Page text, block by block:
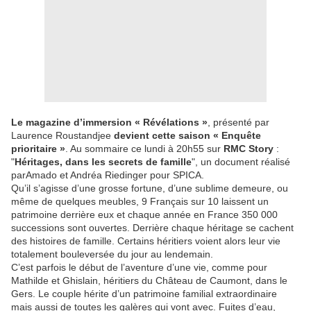
Le magazine d’immersion « Révélations » , présenté par
Laurence Roustandjee devient cette saison « Enquête
prioritaire » . Au sommaire ce lundi à 20h55 sur RMC Story :
"Héritages, dans les secrets de famille", un document réalisé
parAmado et Andréa Riedinger pour SPICA.
Qu’il s’agisse d’une grosse fortune, d’une sublime demeure, ou
même de quelques meubles, 9 Français sur 10 laissent un
patrimoine derrière eux et chaque année en France 350 000
successions sont ouvertes. Derrière chaque héritage se cachent
des histoires de famille. Certains héritiers voient alors leur vie
totalement bouleversée du jour au lendemain.
C’est parfois le début de l’aventure d’une vie, comme pour
Mathilde et Ghislain, héritiers du Château de Caumont, dans le
Gers. Le couple hérite d’un patrimoine familial extraordinaire
mais aussi de toutes les galères qui vont avec. Fuites d’eau,